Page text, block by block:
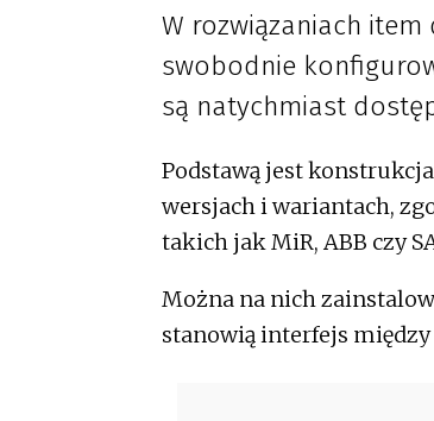
W rozwiązaniach
swobodnie
są natychmiast
Podstawą jest
wersjach i wariantach,
takich jak MiR, ABB czy
Można na nich
stanowią interfejs